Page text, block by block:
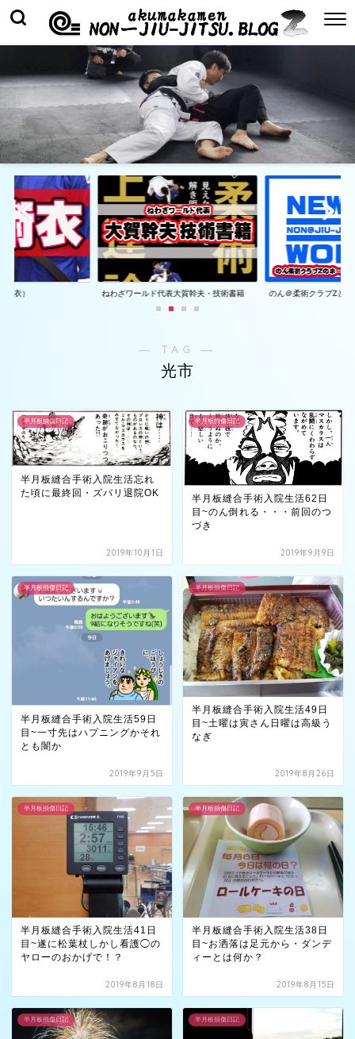
（衣） ねわざワールド代表大賀幹夫・技術書籍 のん＠柔術クラブZとは
― TAG ―
光市
半月板損傷日記
半月板縫合手術入院生活忘れ
た頃に最終回・ズバリ退院OK
2019年10月1日
半月板損傷日記
半月板縫合手術入院生活62日
目~のん倒れる・・・前回のつ
づき
2019年9月9日
半月板損傷日記
半月板縫合手術入院生活59日
目~一寸先はハプニングかそれ
とも闇か
2019年9月5日
半月板損傷日記
半月板縫合手術入院生活49日
目~土曜は寅さん日曜は高級う
なぎ
2019年8月26日
半月板損傷日記
半月板縫合手術入院生活41日
目~遂に松葉杖しかし看護◯の
ヤローのおかげで！？
2019年8月18日
半月板損傷日記
半月板縫合手術入院生活38日
目~お洒落は足元から・ダンデ
ィーとは何か？
2019年8月15日
半月板損傷日記 半月板損傷日記